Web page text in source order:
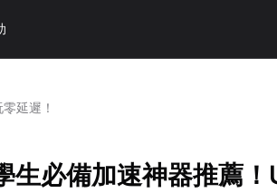
延遲！
生必備加速神器推薦